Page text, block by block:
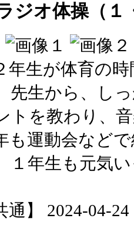
ジオ体操（１
生が体育の時
先生から、し
トを教わり、
も運動会など
１年生も元気
通】 2024-04-